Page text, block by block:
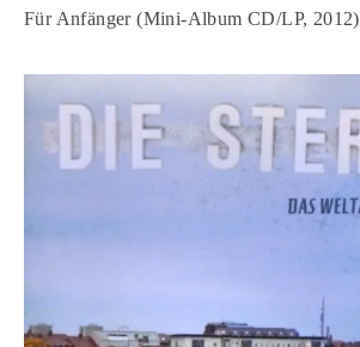
Für Anfänger (Mini-Album CD/LP, 2012)